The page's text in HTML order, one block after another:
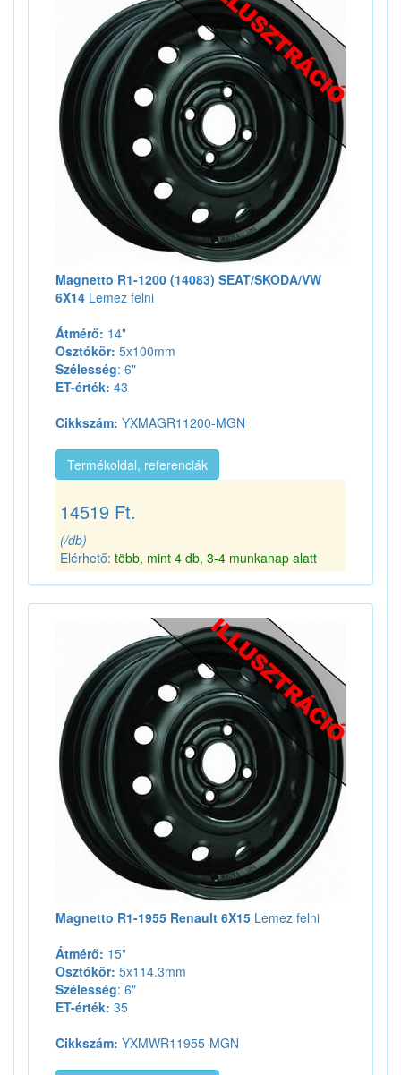
Magnetto R1-1200 (14083) SEAT/SKODA/VW
6X14 Lemez felni
Átmérő: 14"
Osztókör: 5x100mm
Szélesség: 6"
ET-érték: 43
Cikkszám: YXMAGR11200-MGN
Termékoldal, referenciák
14519 Ft.
(/db)
Elérhető: több, mint 4 db, 3-4 munkanap alatt
Magnetto R1-1955 Renault 6X15 Lemez felni
Átmérő: 15"
Osztókör: 5x114.3mm
Szélesség: 6"
ET-érték: 35
Cikkszám: YXMWR11955-MGN